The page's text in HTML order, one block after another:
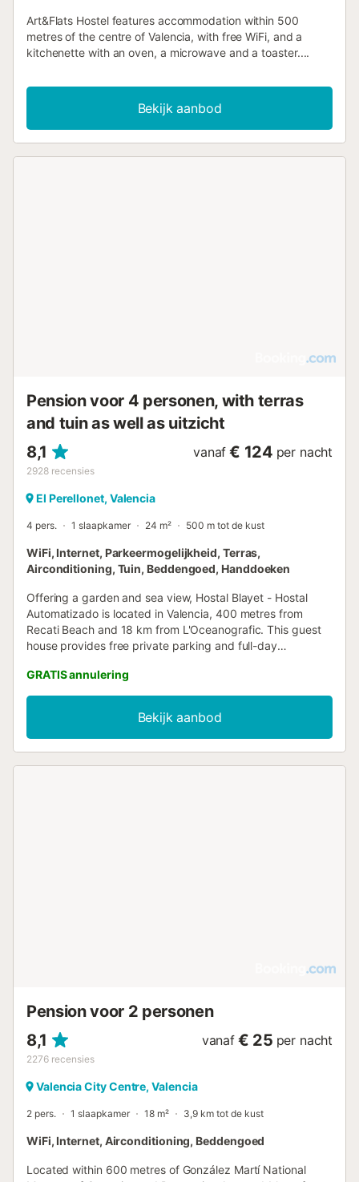
Art&Flats Hostel features accommodation within 500
metres of the centre of Valencia, with free WiFi, and a
kitchenette with an oven, a microwave and a toaster....
Bekijk aanbod
Pension voor 4 personen, with terras
and tuin as well as uitzicht
8,1
2928 recensies
vanaf € 124 per nacht
El Perellonet, Valencia
4 pers. 1 slaapkamer 24 m² 500 m tot de kust
WiFi, Internet, Parkeermogelijkheid, Terras,
Airconditioning, Tuin, Beddengoed, Handdoeken
Offering a garden and sea view, Hostal Blayet - Hostal
Automatizado is located in Valencia, 400 metres from
Recati Beach and 18 km from L'Oceanografic. This guest
house provides free private parking and full-day
GRATIS annulering
Bekijk aanbod
Pension voor 2 personen
8,1
2276 recensies
vanaf € 25 per nacht
Valencia City Centre, Valencia
2 pers. 1 slaapkamer 18 m² 3,9 km tot de kust
WiFi, Internet, Airconditioning, Beddengoed
Located within 600 metres of González Martí National